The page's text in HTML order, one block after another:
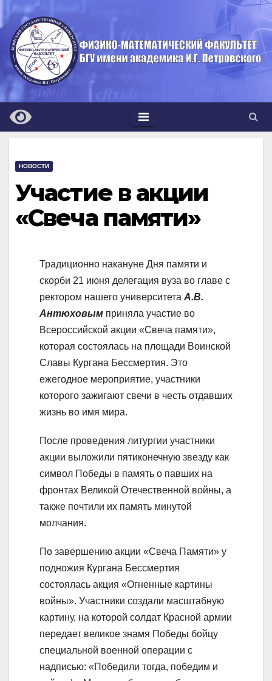
Перейти
к
содержимому
НОВОСТИ
Участие в акции
«Свеча памяти»
Традиционно накануне Дня памяти и
скорби 21 июня делегация вуза во главе с
ректором нашего университета А.В.
Антюховым приняла участие во
Всероссийской акции «Свеча памяти»,
которая состоялась на площади Воинской
Славы Кургана Бессмертия. Это
ежегодное мероприятие, участники
которого зажигают свечи в честь отдавших
жизнь во имя мира.
После проведения литургии участники
акции выложили пятиконечную звезду как
символ Победы в память о павших на
фронтах Великой Отечественной войны, а
также почтили их память минутой
молчания.
По завершению акции «Свеча Памяти» у
подножия Кургана Бессмертия
состоялась акция «Огненные картины
войны». Участники создали масштабную
картину, на которой солдат Красной армии
передает великое знамя Победы бойцу
специальной военной операции с
надписью: «Победили тогда, победим и